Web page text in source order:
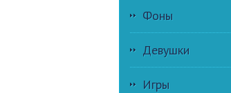
Фоны
Девушки
Игры